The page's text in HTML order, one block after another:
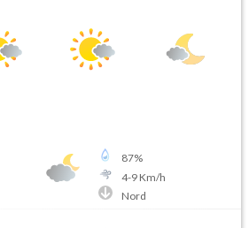
87%
4-9Km/h
Nord